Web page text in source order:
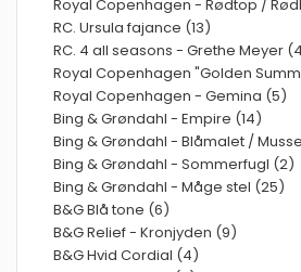
Royal Copenhagen - Rødtop /
RC. Ursula fajance (13)
RC. 4 all seasons - Grethe Meyer
Royal Copenhagen "Golden
Royal Copenhagen - Gemina (5)
Bing & Grøndahl - Empire (14)
Bing & Grøndahl - Blåmalet /
Bing & Grøndahl - Sommerfugl (2)
Bing & Grøndahl - Måge stel (25)
B&G Blå tone (6)
B&G Relief - Kronjyden (9)
B&G Hvid Cordial (4)